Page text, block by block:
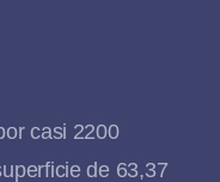
casi 2200
de 63,37